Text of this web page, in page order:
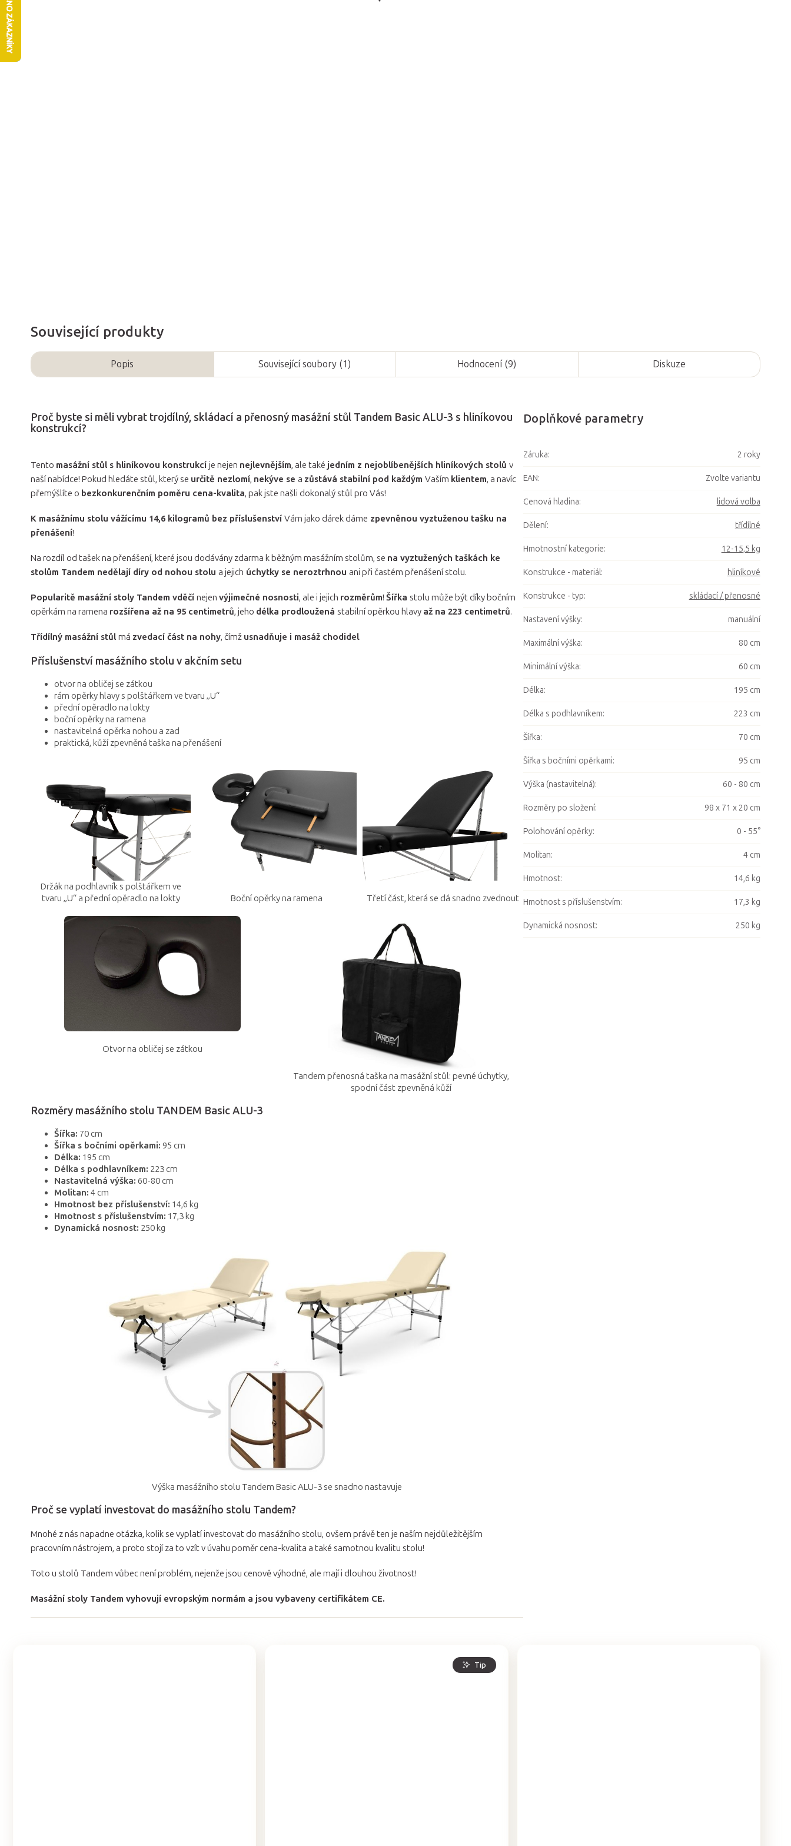
Související produkty
Tip
Popis Související soubory (1) Hodnocení (9) Diskuze
Proč byste si měli vybrat trojdílný, skládací a přenosný masážní stůl Tandem Basic ALU-3 s hliníkovou
konstrukcí?
Tento masážní stůl s hliníkovou konstrukcí je nejen nejlevnějším, ale také jedním z nejoblíbenějších hliníkových stolů v
naší nabídce! Pokud hledáte stůl, který se určitě nezlomí, nekýve se a zůstává stabilní pod každým Vaším klientem, a navíc
přemýšlíte o bezkonkurenčním poměru cena-kvalita, pak jste našli dokonalý stůl pro Vás!
K masážnímu stolu vážícímu 14,6 kilogramů bez příslušenství Vám jako dárek dáme zpevněnou vyztuženou tašku na
přenášení!
Na rozdíl od tašek na přenášení, které jsou dodávány zdarma k běžným masážním stolům, se na vyztužených taškách ke
stolům Tandem nedělají díry od nohou stolu a jejich úchytky se neroztrhnou ani při častém přenášení stolu.
Popularitě masážní stoly Tandem vděčí nejen výjimečné nosnosti, ale i jejich rozměrům! Šířka stolu může být díky bočním
opěrkám na ramena rozšířena až na 95 centimetrů, jeho délka prodloužená stabilní opěrkou hlavy až na 223 centimetrů.
Třídílný masážní stůl má zvedací část na nohy, čímž usnadňuje i masáž chodidel.
Příslušenství masážního stolu v akčním setu
otvor na obličej se zátkou
rám opěrky hlavy s polštářkem ve tvaru „U“
přední opěradlo na lokty
boční opěrky na ramena
nastavitelná opěrka nohou a zad
praktická, kůží zpevněná taška na přenášení
Držák na podhlavník s polštářkem ve
tvaru „U“ a přední opěradlo na lokty
Boční opěrky na ramena Třetí část, která se dá snadno zvednout
Otvor na obličej se zátkou
Tandem přenosná taška na masážní stůl: pevné úchytky,
spodní část zpevněná kůží
Rozměry masážního stolu TANDEM Basic ALU-3
Šířka: 70 cm
Šířka s bočními opěrkami: 95 cm
Délka: 195 cm
Délka s podhlavníkem: 223 cm
Nastavitelná výška: 60-80 cm
Molitan: 4 cm
Hmotnost bez příslušenství: 14,6 kg
Hmotnost s příslušenstvím: 17,3 kg
Dynamická nosnost: 250 kg
Výška masážního stolu Tandem Basic ALU-3 se snadno nastavuje
Proč se vyplatí investovat do masážního stolu Tandem?
Mnohé z nás napadne otázka, kolik se vyplatí investovat do masážního stolu, ovšem právě ten je naším nejdůležitějším
pracovním nástrojem, a proto stojí za to vzít v úvahu poměr cena-kvalita a také samotnou kvalitu stolu!
Toto u stolů Tandem vůbec není problém, nejenže jsou cenově výhodné, ale mají i dlouhou životnost!
Masážní stoly Tandem vyhovují evropským normám a jsou vybaveny certifikátem CE.
Doplňkové parametry
Záruka: 2 roky
EAN: Zvolte variantu
Cenová hladina: lidová volba
Dělení: třídílné
Hmotnostní kategorie: 12-15,5 kg
Konstrukce - materiál: hliníkové
Konstrukce - typ: skládací / přenosné
Nastavení výšky: manuální
Maximální výška: 80 cm
Minimální výška: 60 cm
Délka: 195 cm
Délka s podhlavníkem: 223 cm
Šířka: 70 cm
Šířka s bočními opěrkami: 95 cm
Výška (nastavitelná): 60 - 80 cm
Rozměry po složení: 98 x 71 x 20 cm
Polohování opěrky: 0 - 55°
Molitan: 4 cm
Hmotnost: 14,6 kg
Hmotnost s příslušenstvím: 17,3 kg
Dynamická nosnost: 250 kg